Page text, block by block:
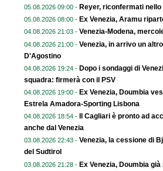
05.08.2026 09:00 - Reyer, riconfermati
05.08.2026 08:00 - Ex Venezia, Aramu
04.08.2026 21:03 - Venezia-Modena,
04.08.2026 21:00 - Venezia, in arrivo un
D'Agostino
04.08.2026 19:24 - Dopo i sondaggi di
squadra: firmerà con il PSV
04.08.2026 19:00 - Ex Venezia, Doumbia
Estrela Amadora-Sporting Lisbona
04.08.2026 18:54 -
Il Cagliari è pronto ad
anche dal Venezia
03.08.2026 22:43 - Venezia, la cessione di
del Sudtirol
03.08.2026 21:28 - Ex Venezia, Doumbia